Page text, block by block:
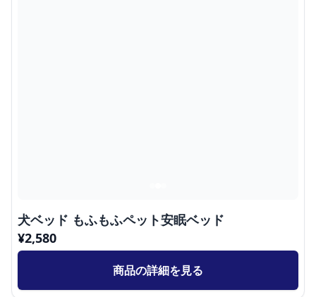
犬ベッド もふもふペット安眠ベッド
¥2,580
商品の詳細を見る